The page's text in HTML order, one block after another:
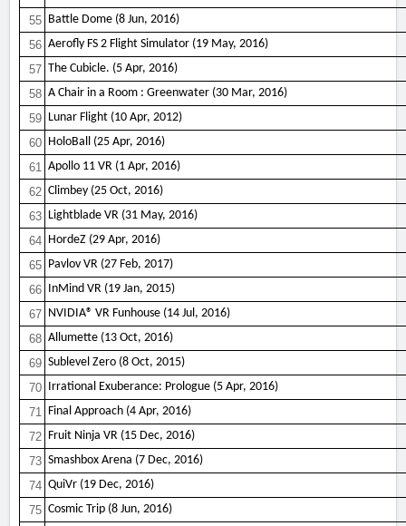
55 Battle Dome (8 Jun, 2016)
56 Aerofly FS 2 Flight Simulator (19 May, 2016)
57 The Cubicle. (5 Apr, 2016)
58 A Chair in a Room : Greenwater (30 Mar, 2016)
59 Lunar Flight (10 Apr, 2012)
60 HoloBall (25 Apr, 2016)
61 Apollo 11 VR (1 Apr, 2016)
62 Climbey (25 Oct, 2016)
63 Lightblade VR (31 May, 2016)
64 HordeZ (29 Apr, 2016)
65 Pavlov VR (27 Feb, 2017)
66 InMind VR (19 Jan, 2015)
67 NVIDIA® VR Funhouse (14 Jul, 2016)
68 Allumette (13 Oct, 2016)
69 Sublevel Zero (8 Oct, 2015)
70 Irrational Exuberance: Prologue (5 Apr, 2016)
71 Final Approach (4 Apr, 2016)
72 Fruit Ninja VR (15 Dec, 2016)
73 Smashbox Arena (7 Dec, 2016)
74 QuiVr (19 Dec, 2016)
75 Cosmic Trip (8 Jun, 2016)